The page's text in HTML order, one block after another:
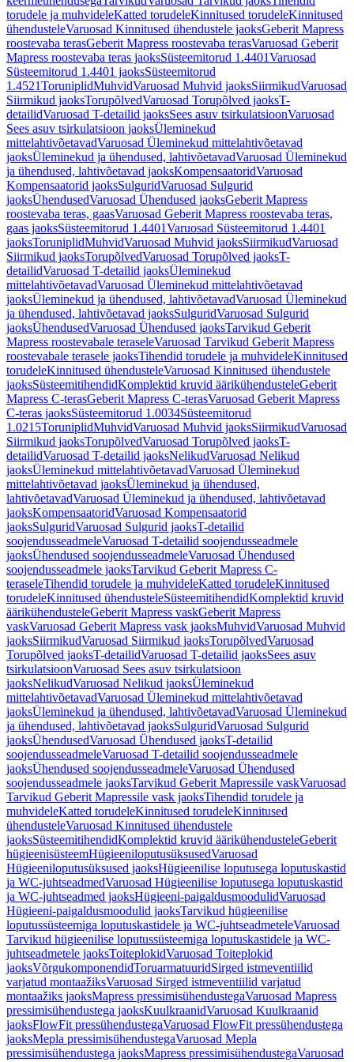
torudele ja muhvideleKatted torudeleKinnitused torudeleKinnitused
ühendusteleVaruosad Kinnitused ühendustele jaoksGeberit Mapress
roostevaba terasGeberit Mapress roostevaba terasVaruosad Geberit
Mapress roostevaba teras jaoksSüsteemitorud 1.4401Varuosad
Süsteemitorud 1.4401 jaoksSüsteemitorud
1.4521ToruniplidMuhvidVaruosad Muhvid jaoksSiirmikudVaruosad
Siirmikud jaoksTorupõlvedVaruosad Torupõlved jaoksT-
detailidVaruosad T-detailid jaoksSees asuv tsirkulatsioonVaruosad
Sees asuv tsirkulatsioon jaoksÜleminekud
mittelahtivõetavadVaruosad Üleminekud mittelahtivõetavad
jaoksÜleminekud ja ühendused, lahtivõetavadVaruosad Üleminekud
ja ühendused, lahtivõetavad jaoksKompensaatoridVaruosad
Kompensaatorid jaoksSulguridVaruosad Sulgurid
jaoksÜhendusedVaruosad Ühendused jaoksGeberit Mapress
roostevaba teras, gaasVaruosad Geberit Mapress roostevaba teras,
gaas jaoksSüsteemitorud 1.4401Varuosad Süsteemitorud 1.4401
jaoksToruniplidMuhvidVaruosad Muhvid jaoksSiirmikudVaruosad
Siirmikud jaoksTorupõlvedVaruosad Torupõlved jaoksT-
detailidVaruosad T-detailid jaoksÜleminekud
mittelahtivõetavadVaruosad Üleminekud mittelahtivõetavad
jaoksÜleminekud ja ühendused, lahtivõetavadVaruosad Üleminekud
ja ühendused, lahtivõetavad jaoksSulguridVaruosad Sulgurid
jaoksÜhendusedVaruosad Ühendused jaoksTarvikud Geberit
Mapress roostevabale teraseleVaruosad Tarvikud Geberit Mapress
roostevabale terasele jaoksTihendid torudele ja muhvideleKinnitused
torudeleKinnitused ühendusteleVaruosad Kinnitused ühendustele
jaoksSüsteemitihendidKomplektid kruvid äärikühendusteleGeberit
Mapress C-terasGeberit Mapress C-terasVaruosad Geberit Mapress
C-teras jaoksSüsteemitorud 1.0034Süsteemitorud
1.0215ToruniplidMuhvidVaruosad Muhvid jaoksSiirmikudVaruosad
Siirmikud jaoksTorupõlvedVaruosad Torupõlved jaoksT-
detailidVaruosad T-detailid jaoksNelikudVaruosad Nelikud
jaoksÜleminekud mittelahtivõetavadVaruosad Üleminekud
mittelahtivõetavad jaoksÜleminekud ja ühendused,
lahtivõetavadVaruosad Üleminekud ja ühendused, lahtivõetavad
jaoksKompensaatoridVaruosad Kompensaatorid
jaoksSulguridVaruosad Sulgurid jaoksT-detailid
soojendusseadmeleVaruosad T-detailid soojendusseadmele
jaoksÜhendused soojendusseadmeleVaruosad Ühendused
soojendusseadmele jaoksTarvikud Geberit Mapress C-
teraseleTihendid torudele ja muhvideleKatted torudeleKinnitused
torudeleKinnitused ühendusteleSüsteemitihendidKomplektid kruvid
äärikühendusteleGeberit Mapress vaskGeberit Mapress
vaskVaruosad Geberit Mapress vask jaoksMuhvidVaruosad Muhvid
jaoksSiirmikudVaruosad Siirmikud jaoksTorupõlvedVaruosad
Torupõlved jaoksT-detailidVaruosad T-detailid jaoksSees asuv
tsirkulatsioonVaruosad Sees asuv tsirkulatsioon
jaoksNelikudVaruosad Nelikud jaoksÜleminekud
mittelahtivõetavadVaruosad Üleminekud mittelahtivõetavad
jaoksÜleminekud ja ühendused, lahtivõetavadVaruosad Üleminekud
ja ühendused, lahtivõetavad jaoksSulguridVaruosad Sulgurid
jaoksÜhendusedVaruosad Ühendused jaoksT-detailid
soojendusseadmeleVaruosad T-detailid soojendusseadmele
jaoksÜhendused soojendusseadmeleVaruosad Ühendused
soojendusseadmele jaoksTarvikud Geberit Mapressile vaskVaruosad
Tarvikud Geberit Mapressile vask jaoksTihendid torudele ja
muhvideleKatted torudeleKinnitused torudeleKinnitused
ühendusteleVaruosad Kinnitused ühendustele
jaoksSüsteemitihendidKomplektid kruvid äärikühendusteleGeberit
hügieenisüsteemHügieeniloputusüksusedVaruosad
Hügieeniloputusüksused jaoksHügieenilise loputusega loputuskastid
ja WC-juhtseadmedVaruosad Hügieenilise loputusega loputuskastid
ja WC-juhtseadmed jaoksHügieeni-paigaldusmoodulidVaruosad
Hügieeni-paigaldusmoodulid jaoksTarvikud hügieenilise
loputussüsteemiga loputuskastidele ja WC-juhtseadmeteleVaruosad
Tarvikud hügieenilise loputussüsteemiga loputuskastidele ja WC-
juhtseadmetele jaoksToiteplokidVaruosad Toiteplokid
jaoksVõrgukomponendidToruarmatuuridSirged istmeventiilid
varjatud montaažiksVaruosad Sirged istmeventiilid varjatud
montaažiks jaoksMapress pressimisühendustegaVaruosad Mapress
pressimisühendustega jaoksKuulkraanidVaruosad Kuulkraanid
jaoksFlowFit pressühendustegaVaruosad FlowFit pressühendustega
jaoksMepla pressimisühendustegaVaruosad Mepla
pressimisühendustega jaoksMapress pressimisühendustegaVaruosad